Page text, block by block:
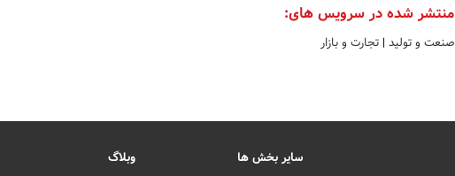
منتشر شده در سرویس های:
صنعت و تولید | تجارت و بازار
سایر بخش ها وبلاگ